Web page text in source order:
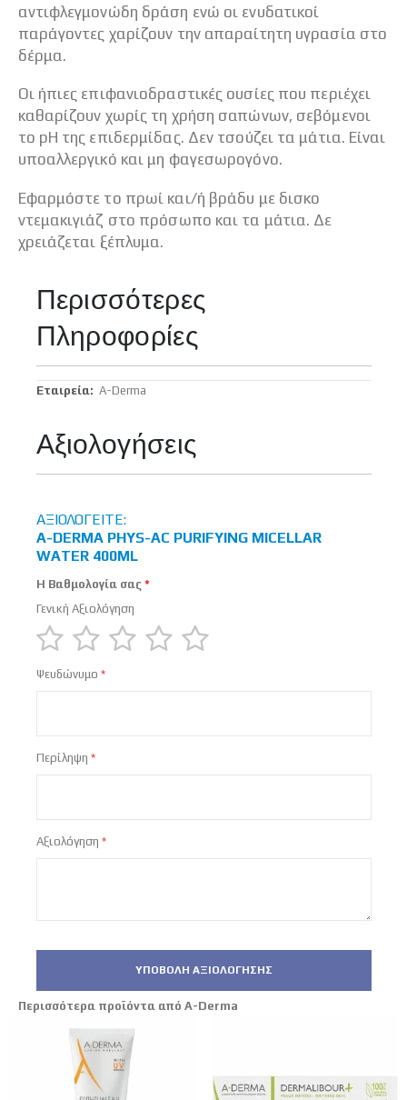
αντιφλεγμονώδη δράση ενώ οι ενυδατικοί
παράγοντες χαρίζουν την απαραίτητη υγρασία στο
δέρμα.
Οι ήπιες επιφανιοδραστικές ουσίες που περιέχει
καθαρίζουν χωρίς τη χρήση σαπώνων, σεβόμενοι
το pH της επιδερμίδας. Δεν τσούζει τα μάτια. Είναι
υποαλλεργικό και μη φαγεσωρογόνο.
Εφαρμόστε το πρωί και/ή βράδυ με δισκο
ντεμακιγιάζ στο πρόσωπο και τα μάτια. Δε
χρειάζεται ξέπλυμα.
Περισσότερες
Πληροφορίες
ΠερισσότερεςA-Derma
Αξιολογήσεις
ΑΞΙΟΛΟΓΕΊΤΕ:
A-DERMA PHYS-AC PURIFYING MICELLAR
WATER 400ML
Η Βαθμολογία σας
Γενική Αξιολόγηση
star
stars
stars
stars
stars
Ψευδώνυμο
Περίληψη
Αξιολόγηση
ΥΠΟΒΟΛΉ ΑΞΙΟΛΌΓΗΣΗΣ
Περισσότερα προϊόντα από A-Derma